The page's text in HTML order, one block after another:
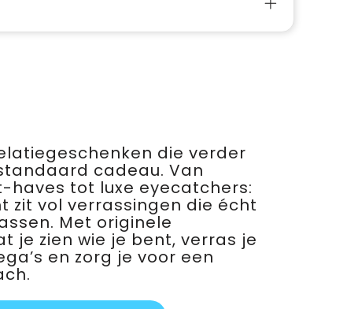
die verder
cadeau. Van
haves tot luxe eyecatchers:
zit vol verrassingen die écht
Met originele
je zien wie je bent, verras je
en zorg je voor een